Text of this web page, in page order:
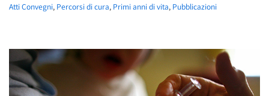
Atti Convegni, Percorsi di cura, Primi anni di vita, Pubblicazioni